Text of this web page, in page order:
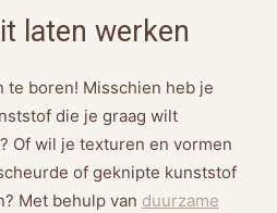
laten werken
te boren! Misschien heb je
die je graag wilt
Of wil je texturen en vormen
of geknipte kunststof
Met behulp van duurzame